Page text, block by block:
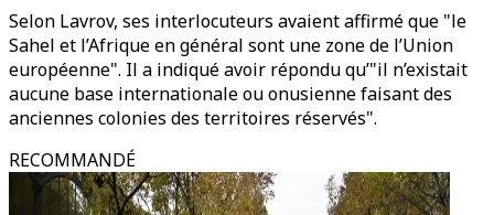
Selon Lavrov, ses interlocuteurs avaient affirmé que "le
Sahel et l’Afrique en général sont une zone de l’Union
européenne". Il a indiqué avoir répondu qu’"il n’existait
aucune base internationale ou onusienne faisant des
anciennes colonies des territoires réservés".
RECOMMANDÉ